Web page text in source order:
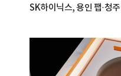
SK하이닉스, 용인 팹·청